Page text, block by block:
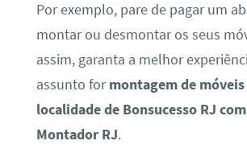
Por exemplo, pare de pagar um
montar ou desmontar os seus
assim, garanta a melhor
assunto formontagem de móveis
localidade de Bonsucesso RJ
Montador RJ.